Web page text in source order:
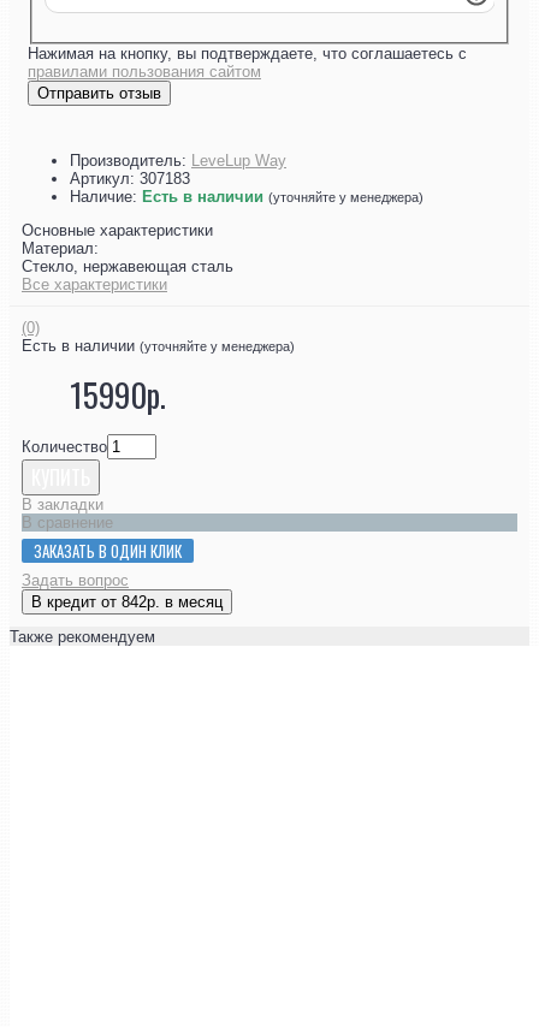
Нажимая на кнопку, вы подтверждаете, что соглашаетесь с
правилами пользования сайтом
Отправить отзыв
Производитель: LeveLup Way
Артикул: 307183
Наличие: Есть в наличии (уточняйте у менеджера)
Основные характеристики
Материал:
Стекло, нержавеющая сталь
Все характеристики
(0)
Есть в наличии (уточняйте у менеджера)
15990р.
Количество
В закладки
В сравнение
ЗАКАЗАТЬ В ОДИН КЛИК
Задать вопрос
В кредит от 842р. в месяц
Также рекомендуем